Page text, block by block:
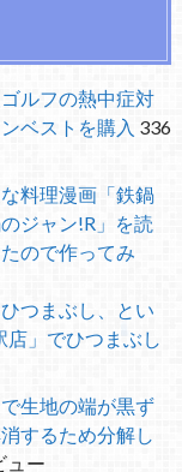
ルフの熱中症対
ベストを購入 336
料理漫画「鉄鍋
ジャン!R」を読
ので作ってみ
つまぶし、とい
店」でひつまぶし
生地の端が黒ず
するため分解し
ュー